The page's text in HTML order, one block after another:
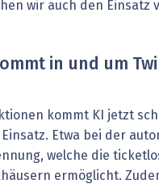
wir auch den Einsatz
in und um
kommt KI jetzt
Etwa bei der
welche die
ermöglicht.